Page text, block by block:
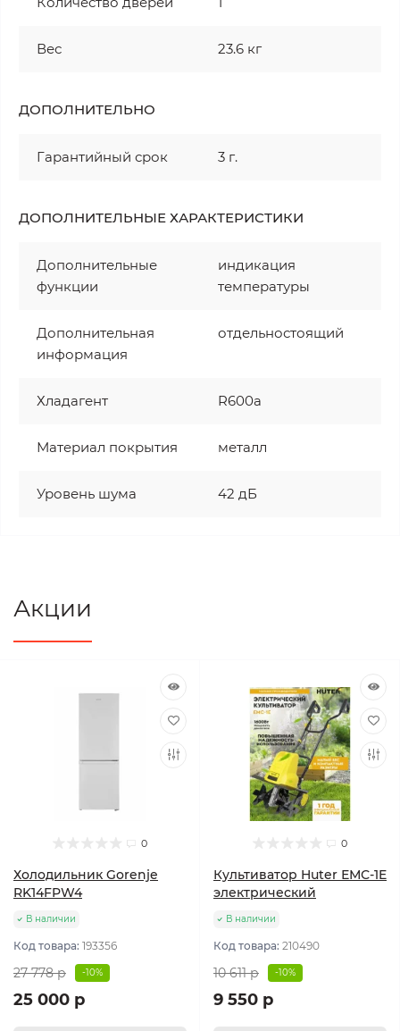
Вес 23.6 кг
ДОПОЛНИТЕЛЬНО
Гарантийный срок 3 г.
ДОПОЛНИТЕЛЬНЫЕ ХАРАКТЕРИСТИКИ
Дополнительные
функции
индикация
температуры
Дополнительная
информация
отдельностоящий
Хладагент R600a
Материал покрытия металл
Уровень шума 42 дБ
Акции
0
Холодильник Gorenje
RK14FPW4
В наличии
Код товара: 193356
27 778 р -10%
25 000 р
0
Культиватор Huter ЕМС-1E
электрический
В наличии
Код товара: 210490
10 611 р -10%
9 550 р